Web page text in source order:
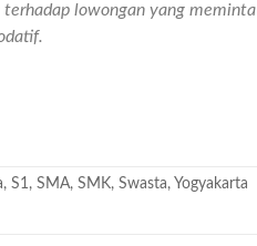
lowongan yang meminta
, S1, SMA, SMK, Swasta, Yogyakarta